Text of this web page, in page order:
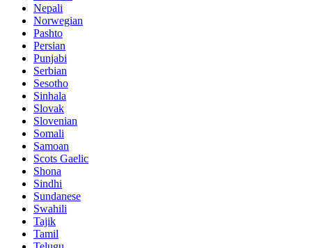
Nepali
Norwegian
Pashto
Persian
Punjabi
Serbian
Sesotho
Sinhala
Slovak
Slovenian
Somali
Samoan
Scots Gaelic
Shona
Sindhi
Sundanese
Swahili
Tajik
Tamil